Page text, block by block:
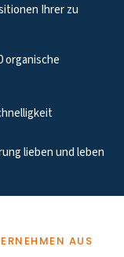
Ihrer zu
organische
lieben und leben
AUS